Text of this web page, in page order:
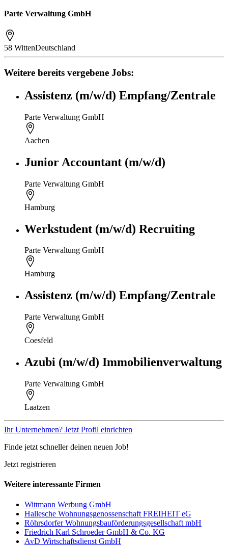
Parte Verwaltung GmbH
58 WittenDeutschland
Weitere bereits vergebene Jobs:
Assistenz (m/w/d) Empfang/Zentrale
Parte Verwaltung GmbH
Aachen
Junior Accountant (m/w/d)
Parte Verwaltung GmbH
Hamburg
Werkstudent (m/w/d) Recruiting
Parte Verwaltung GmbH
Hamburg
Assistenz (m/w/d) Empfang/Zentrale
Parte Verwaltung GmbH
Coesfeld
Azubi (m/w/d) Immobilienverwaltung
Parte Verwaltung GmbH
Laatzen
Ihr Unternehmen? Jetzt Profil einrichten
Finde jetzt schneller deinen neuen Job!
Jetzt registrieren
Weitere interessante Firmen
Wittmann Werbung GmbH
Hallesche Wohnungsgenossenschaft FREIHEIT eG
Röhrsdorfer Wohnungsbauförderungsgesellschaft mbH
Friedrich Karl Schroeder GmbH & Co. KG
AvD Wirtschaftsdienst GmbH